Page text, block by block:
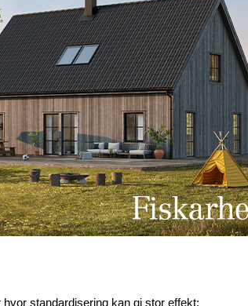
standardisering kan gi stor effekt: